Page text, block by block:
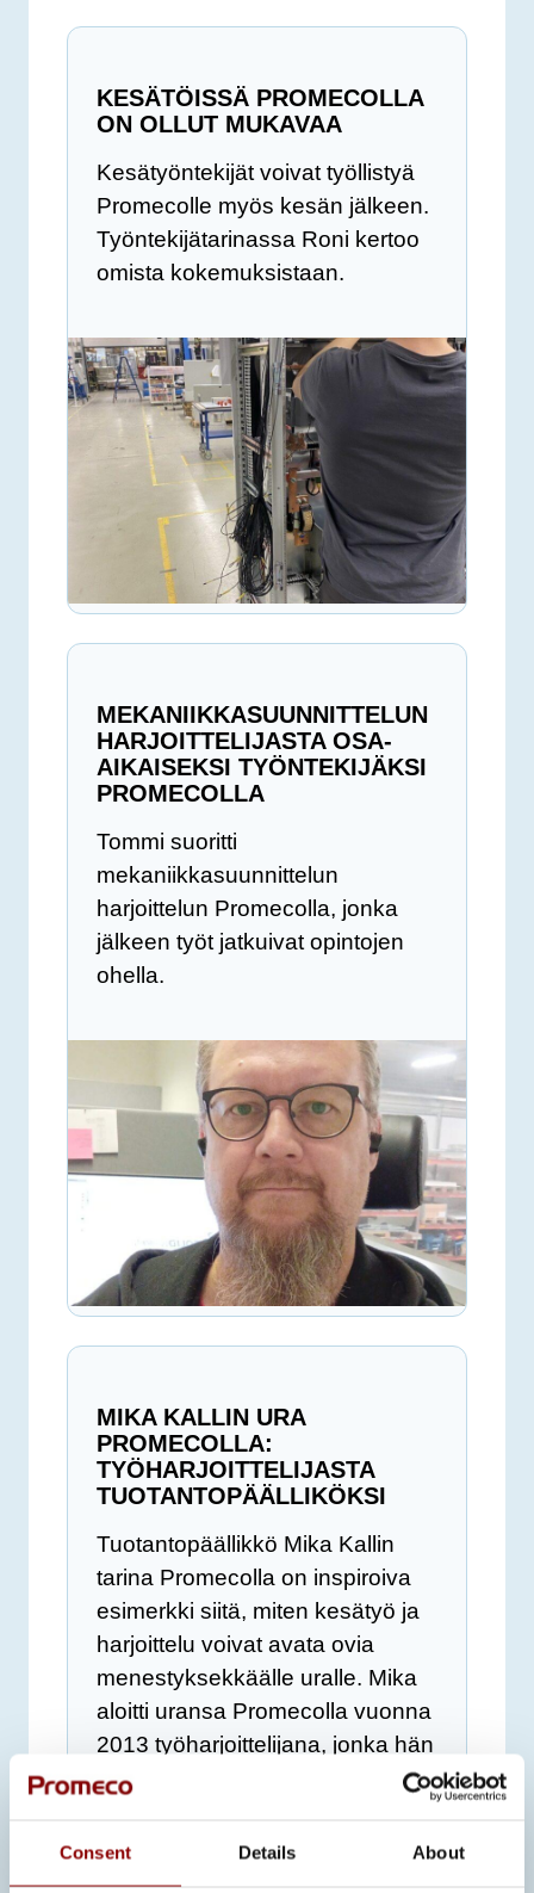
Consent Details About
KESÄTÖISSÄ PROMECOLLA
ON OLLUT MUKAVAA
Kesätyöntekijät voivat työllistyä
Promecolle myös kesän jälkeen.
Työntekijätarinassa Roni kertoo
omista kokemuksistaan.
MEKANIIKKASUUNNITTELUN
HARJOITTELIJASTA OSA-
AIKAISEKSI TYÖNTEKIJÄKSI
PROMECOLLA
Tommi suoritti
mekaniikkasuunnittelun
harjoittelun Promecolla, jonka
jälkeen työt jatkuivat opintojen
ohella.
MIKA KALLIN URA
PROMECOLLA:
TYÖHARJOITTELIJASTA
TUOTANTOPÄÄLLIKÖKSI
Tuotantopäällikkö Mika Kallin
tarina Promecolla on inspiroiva
esimerkki siitä, miten kesätyö ja
harjoittelu voivat avata ovia
menestyksekkäälle uralle. Mika
aloitti uransa Promecolla vuonna
2013 työharjoittelijana, jonka hän
suoritti osana sähköasentajan